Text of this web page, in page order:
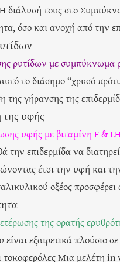
διάλυσή τους στο
όσο και ανοχή από την
ρυτίδων με συμπύκνωμα
το διάσημο “χρυσό
της γήρανσης της
της υφής
υφής με βιταμίνη F &
την επιδερμίδα να
έτσι την υφή και
οξέος
της ορατής
είναι εξαιρετικά πλούσιο
τοκοφερόλες Μια μελέτη in